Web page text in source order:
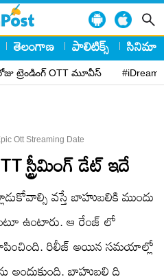
తెలంగాణ పాలిటిక్స్ సినిమా
ట్రెండింగ్ OTT మూవీస్
Ott Streaming Date
స్ట్రీమింగ్ డేట్ ఇదే
వస్తే బాహుబలికి ముందు
ఉంటారు. ఆ రేంజ్ లో
రిలీజ్ అయిన సమయాల్లో
అందుకుంది. బాహుబలి ది